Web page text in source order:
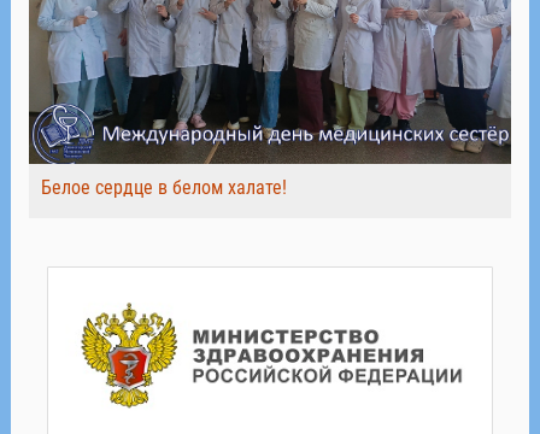
Белое сердце в белом халате!